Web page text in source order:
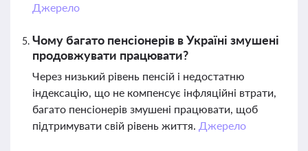
Джерело
Чому багато пенсіонерів в Україні змушені
продовжувати працювати?
Через низький рівень пенсій і недостатню
індексацію, що не компенсує інфляційні втрати,
багато пенсіонерів змушені працювати, щоб
підтримувати свій рівень життя. Джерело